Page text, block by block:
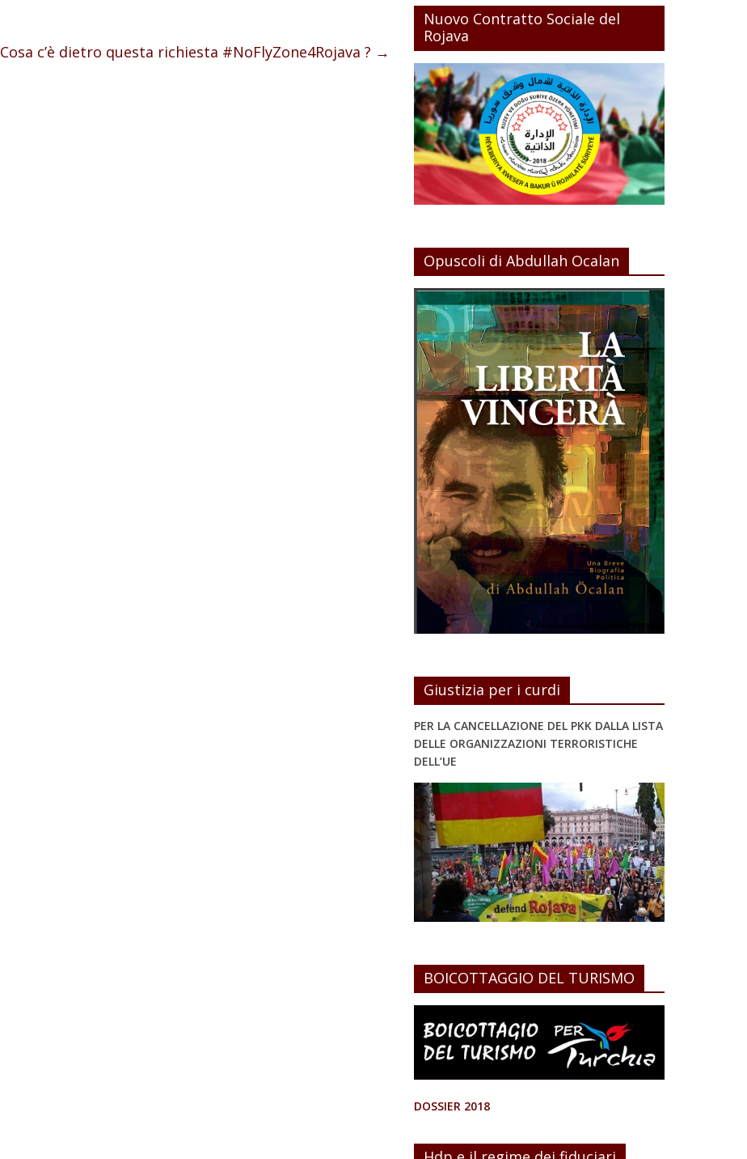
Cosa c’è dietro questa richiesta #NoFlyZone4Rojava ? →
Nuovo Contratto Sociale del
Rojava
Opuscoli di Abdullah Ocalan
Giustizia per i curdi
PER LA CANCELLAZIONE DEL PKK DALLA LISTA
DELLE ORGANIZZAZIONI TERRORISTICHE
DELL’UE
BOICOTTAGGIO DEL TURISMO
DOSSIER 2018